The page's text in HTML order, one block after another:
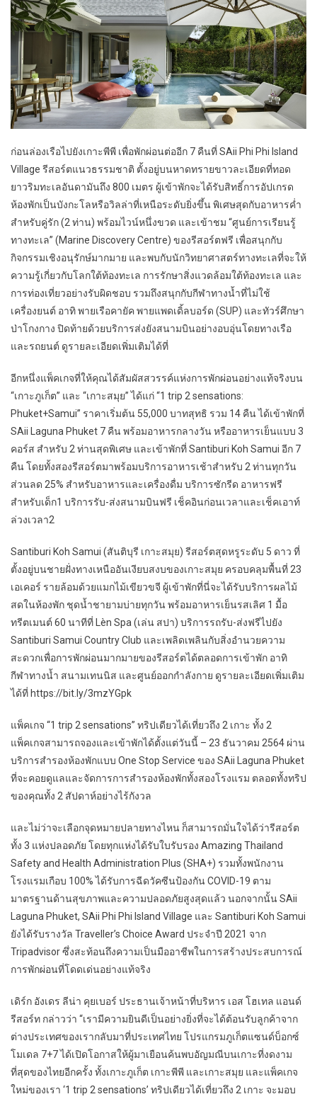
ก่อนล่องเรือไปยังเกาะพีพี เพื่อพักผ่อนต่ออีก 7 คืนที่ SAii Phi Phi Island
Village รีสอร์ตแนวธรรมชาติ ตั้งอยู่บนหาดทรายขาวละเอียดที่ทอด
ยาวริมทะเลอันดามันถึง 800 เมตร ผู้เข้าพักจะได้รับสิทธิ์การอัปเกรด
ห้องพักเป็นบังกะโลหรือวิลล่าที่เหนือระดับยิ่งขึ้น พิเศษสุดกับอาหารค่ำ
สำหรับคู่รัก (2 ท่าน) พร้อมไวน์หนึ่งขวด และเข้าชม “ศูนย์การเรียนรู้
ทางทะเล” (Marine Discovery Centre) ของรีสอร์ตฟรี เพื่อสนุกกับ
กิจกรรมเชิงอนุรักษ์มากมาย และพบกับนักวิทยาศาสตร์ทางทะเลที่จะให้
ความรู้เกี่ยวกับโลกใต้ท้องทะเล การรักษาสิ่งแวดล้อมใต้ท้องทะเล และ
การท่องเที่ยวอย่างรับผิดชอบ รวมถึงสนุกกับกีฬาทางน้ำที่ไม่ใช้
เครื่องยนต์ อาทิ พายเรือคายัค พายแพดเดิ้ลบอร์ด (SUP) และทัวร์ศึกษา
ป่าโกงกาง ปิดท้ายด้วยบริการส่งยังสนามบินอย่างอบอุ่นโดยทางเรือ
และรถยนต์ ดูรายละเอียดเพิ่มเติมได้ที่
อีกหนึ่งแพ็คเกจที่ให้คุณได้สัมผัสสวรรค์แห่งการพักผ่อนอย่างแท้จริงบน
“เกาะภูเก็ต” และ “เกาะสมุย” ได้แก่ “1 trip 2 sensations:
Phuket+Samui” ราคาเริ่มต้น 55,000 บาทสุทธิ รวม 14 คืน ได้เข้าพักที่
SAii Laguna Phuket 7 คืน พร้อมอาหารกลางวัน หรืออาหารเย็นแบบ 3
คอร์ส สำหรับ 2 ท่านสุดพิเศษ และเข้าพักที่ Santiburi Koh Samui อีก 7
คืน โดยทั้งสองรีสอร์ตมาพร้อมบริการอาหารเช้าสำหรับ 2 ท่านทุกวัน
ส่วนลด 25% สำหรับอาหารและเครื่องดื่ม บริการซักรีด อาหารฟรี
สำหรับเด็ก1 บริการรับ-ส่งสนามบินฟรี เช็คอินก่อนเวลาและเช็คเอาท์
ล่วงเวลา2
Santiburi Koh Samui (สันติบุรี เกาะสมุย) รีสอร์ตสุดหรูระดับ 5 ดาว ที่
ตั้งอยู่บนชายฝั่งทางเหนืออันเงียบสงบของเกาะสมุย ครอบคลุมพื้นที่ 23
เอเคอร์ รายล้อมด้วยแมกไม้เขียวขจี ผู้เข้าพักที่นี่จะได้รับบริการผลไม้
สดในห้องพัก ชุดน้ำชายามบ่ายทุกวัน พร้อมอาหารเย็นรสเลิศ 1 มื้อ
ทรีตเมนต์ 60 นาทีที่ Lèn Spa (เล่น สปา) บริการรถรับ-ส่งฟรีไปยัง
Santiburi Samui Country Club และเพลิดเพลินกับสิ่งอำนวยความ
สะดวกเพื่อการพักผ่อนมากมายของรีสอร์ตได้ตลอดการเข้าพัก อาทิ
กีฬาทางน้ำ สนามเทนนิส และศูนย์ออกกำลังกาย ดูรายละเอียดเพิ่มเติม
ได้ที่ https://bit.ly/3mzYGpk
แพ็คเกจ “1 trip 2 sensations” ทริปเดียวได้เที่ยวถึง 2 เกาะ ทั้ง 2
แพ็คเกจสามารถจองและเข้าพักได้ตั้งแต่วันนี้ – 23 ธันวาคม 2564 ผ่าน
บริการสำรองห้องพักแบบ One Stop Service ของ SAii Laguna Phuket
ที่จะคอยดูแลและจัดการการสำรองห้องพักทั้งสองโรงแรม ตลอดทั้งทริป
ของคุณทั้ง 2 สัปดาห์อย่างไร้กังวล
และไม่ว่าจะเลือกจุดหมายปลายทางไหน ก็สามารถมั่นใจได้ว่ารีสอร์ต
ทั้ง 3 แห่งปลอดภัย โดยทุกแห่งได้รับใบรับรอง Amazing Thailand
Safety and Health Administration Plus (SHA+) รวมทั้งพนักงาน
โรงแรมเกือบ 100% ได้รับการฉีดวัคซีนป้องกัน COVID-19 ตาม
มาตรฐานด้านสุขภาพและความปลอดภัยสูงสุดแล้ว นอกจากนั้น SAii
Laguna Phuket, SAii Phi Phi Island Village และ Santiburi Koh Samui
ยังได้รับรางวัล Traveller’s Choice Award ประจำปี 2021 จาก
Tripadvisor ซึ่งสะท้อนถึงความเป็นมืออาชีพในการสร้างประสบการณ์
การพักผ่อนที่โดดเด่นอย่างแท้จริง
เดิร์ก อังเดร ลีน่า คุยเบอร์ ประธานเจ้าหน้าที่บริหาร เอส โฮเทล แอนด์
รีสอร์ท กล่าวว่า “เรามีความยินดีเป็นอย่างยิ่งที่จะได้ต้อนรับลูกค้าจาก
ต่างประเทศของเรากลับมาที่ประเทศไทย โปรแกรมภูเก็ตแซนด์บ็อกซ์
โมเดล 7+7 ได้เปิดโอกาสให้ผู้มาเยือนค้นพบอัญมณีบนเกาะที่งดงาม
ที่สุดของไทยอีกครั้ง ทั้งเกาะภูเก็ต เกาะพีพี และเกาะสมุย และแพ็คเกจ
ใหม่ของเรา ‘1 trip 2 sensations’ ทริปเดียวได้เที่ยวถึง 2 เกาะ จะมอบ